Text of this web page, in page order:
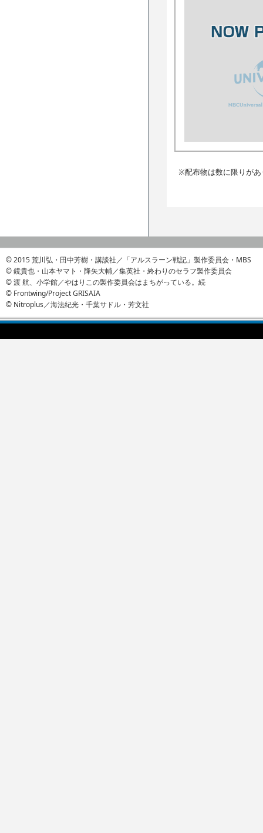
※配布物は数に限りが
© 2015 荒川弘・田中芳樹・講談社／「アルスラーン戦記」製作委員会・MBS
© 鏡貴也・山本ヤマト・降矢大輔／集英社・終わりのセラフ製作委員会
© 渡 航、小学館／やはりこの製作委員会はまちがっている。続
© Frontwing/Project GRISAIA
© Nitroplus／海法紀光・千葉サドル・芳文社